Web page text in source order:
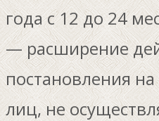
года с 12 до 24
— расширение
постановления
лиц, не